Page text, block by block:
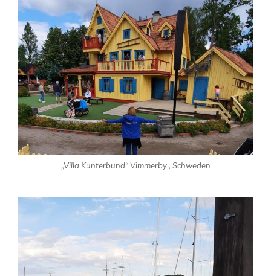
„Villa Kunterbund“ Vimmerby , Schweden